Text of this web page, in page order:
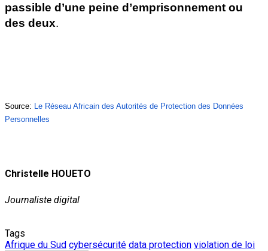
passible d’une peine d’emprisonnement ou
des deux.
Source:
Le Réseau Africain des Autorités de Protection des Données
Personnelles
Christelle HOUETO
Journaliste digital
Tags
Afrique du Sud cybersécurité data protection violation de loi